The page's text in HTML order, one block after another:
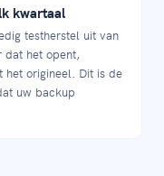
kwartaal
testherstel uit van
dat het opent,
het origineel. Dit is de
uw backup